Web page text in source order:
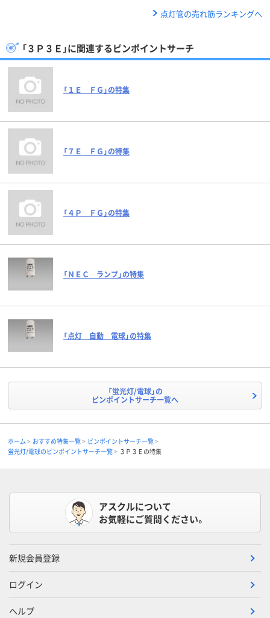
点灯管の売れ筋ランキングへ
「３Ｐ３Ｅ」に関連するピンポイントサーチ
「１Ｅ ＦＧ」の特集
「７Ｅ ＦＧ」の特集
「４Ｐ ＦＧ」の特集
「ＮＥＣ ランプ」の特集
「点灯 自動 電球」の特集
「蛍光灯/電球」の
ピンポイントサーチ一覧へ
ホーム おすすめ特集一覧
ピンポイントサーチ一覧
蛍光灯/電球のピンポイントサーチ一覧
３Ｐ３Ｅの特集
アスクルについて
お気軽にご質問ください。
新規会員登録
ログイン
ヘルプ